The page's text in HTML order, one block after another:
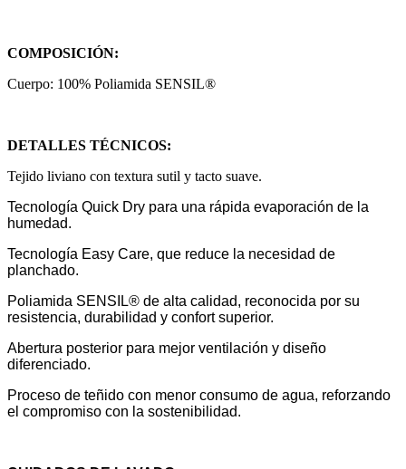
COMPOSICIÓN:
Cuerpo: 100% Poliamida SENSIL®
DETALLES TÉCNICOS:
Tejido liviano con textura sutil y tacto suave.
Tecnología Quick Dry para una rápida evaporación de la
humedad.
Tecnología Easy Care, que reduce la necesidad de
planchado.
Poliamida SENSIL® de alta calidad, reconocida por su
resistencia, durabilidad y confort superior.
Abertura posterior para mejor ventilación y diseño
diferenciado.
Proceso de teñido con menor consumo de agua, reforzando
el compromiso con la sostenibilidad.